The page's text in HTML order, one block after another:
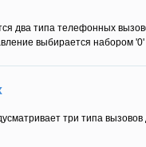
два типа телефонных
выбирается набором
три типа